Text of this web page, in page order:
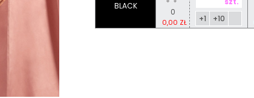
BLACK
0
0,00 ZŁ +1 +10